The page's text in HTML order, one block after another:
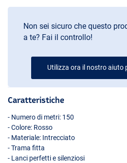
Non sei sicuro che questo
a te? Fai il controllo!
Utilizza ora il nostro aiuto
Caratteristiche
- Numero di metri: 150
- Colore: Rosso
- Materiale: Intrecciato
- Trama fitta
- Lanci perfetti e silenziosi